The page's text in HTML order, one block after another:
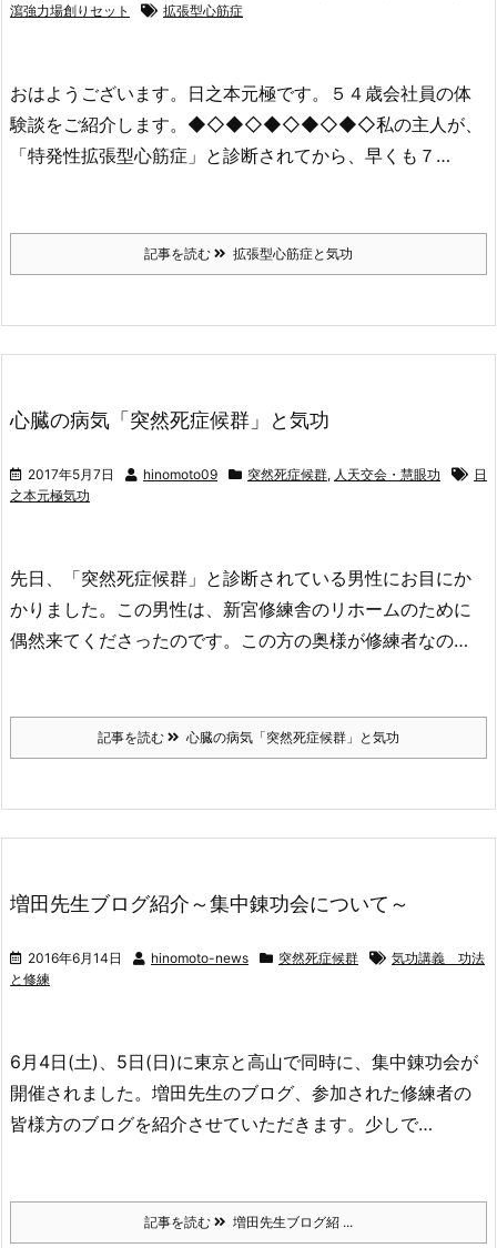
瀉強力場創りセット
拡張型心筋症
おはようございます。日之本元極です。５４歳会社員の体
験談をご紹介します。◆◇◆◇◆◇◆◇◆◇私の主人が、
「特発性拡張型心筋症」と診断されてから、早くも７…
記事を読む 拡張型心筋症と気功
心臓の病気「突然死症候群」と気功
2017年5月7日 hinomoto09 突然死症候群, 人天交会・慧眼功
日
之本元極気功
先日、「突然死症候群」と診断されている男性にお目にか
かりました。この男性は、新宮修練舎のリホームのために
偶然来てくださったのです。この方の奥様が修練者なの…
記事を読む 心臓の病気「突然死症候群」と気功
増田先生ブログ紹介～集中錬功会について～
2016年6月14日 hinomoto-news 突然死症候群
気功講義 功法
と修練
6月4日(土)、5日(日)に東京と高山で同時に、集中錬功会が
開催されました。増田先生のブログ、参加された修練者の
皆様方のブログを紹介させていただきます。少しで…
記事を読む 増田先生ブログ紹 ...